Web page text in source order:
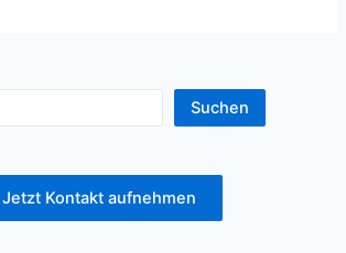
Suchen
Jetzt Kontakt aufnehmen